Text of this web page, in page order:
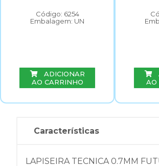
Código: 6254
Embalagem: UN
ADICIONAR
AO CARRINHO
AO
Características
LAPISEIRA TECNICA 0.7MM